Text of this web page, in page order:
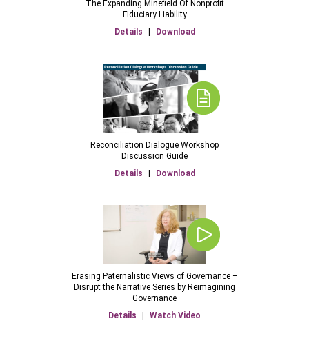
The Expanding Minefield Of Nonprofit
Fiduciary Liability
Details
Download
Reconciliation Dialogue Workshop
Discussion Guide
Details
Download
Erasing Paternalistic Views of Governance –
Disrupt the Narrative Series by Reimagining
Governance
Details
| Watch Video